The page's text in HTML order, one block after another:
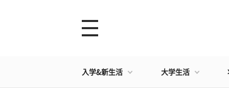
入学&新生活 大学生活